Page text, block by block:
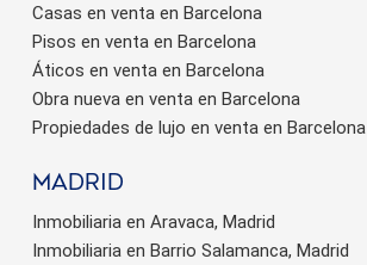
Casas en venta en Barcelona
Pisos en venta en Barcelona
Áticos en venta en Barcelona
Obra nueva en venta en Barcelona
Propiedades de lujo en venta en Barcelona
Madrid
Inmobiliaria en Aravaca, Madrid
Inmobiliaria en Barrio Salamanca, Madrid